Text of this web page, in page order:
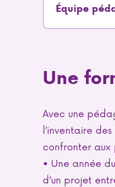
Équipe
Une
Avec une
l’inventaire
confronter aux
• Une année
d’un projet